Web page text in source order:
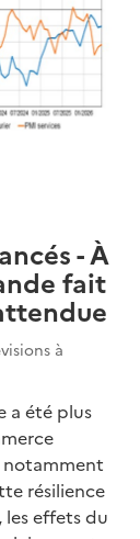
- À
fait
à
a été plus
notamment
résilience
les effets du